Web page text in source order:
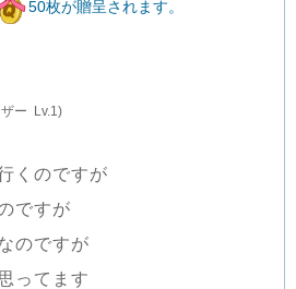
50枚が贈呈されます。
ー Lv.1)
くのですが
ですが
のですが
ってます